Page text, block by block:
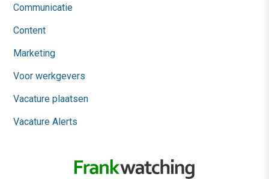
Communicatie
Content
Marketing
Voor werkgevers
Vacature plaatsen
Vacature Alerts